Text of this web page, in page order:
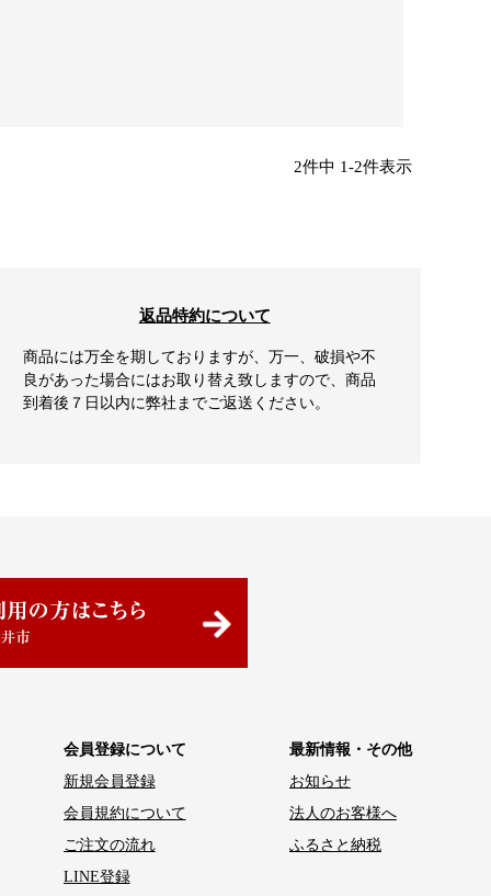
2件中 1-2件表示
返品特約について
商品には万全を期しておりますが、万一、破損や不
良があった場合にはお取り替え致しますので、商品
到着後７日以内に弊社までご返送ください。
会員登録について
新規会員登録
会員規約について
ご注文の流れ
LINE登録
最新情報・その他
お知らせ
法人のお客様へ
ふるさと納税